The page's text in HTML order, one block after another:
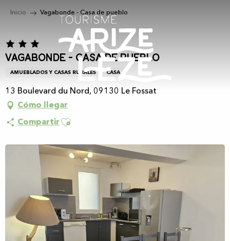
principal
Inicio Vagabonde - Casa de pueblo
Vagabonde - Casa de pueblo
AMUEBLADOS Y CASAS RURALES CASA
13 Boulevard du Nord, 09130 Le Fossat
Cómo llegar
Compartir Ajouter aux favoris